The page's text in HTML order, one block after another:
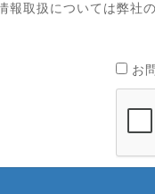
報取扱については弊社の
お